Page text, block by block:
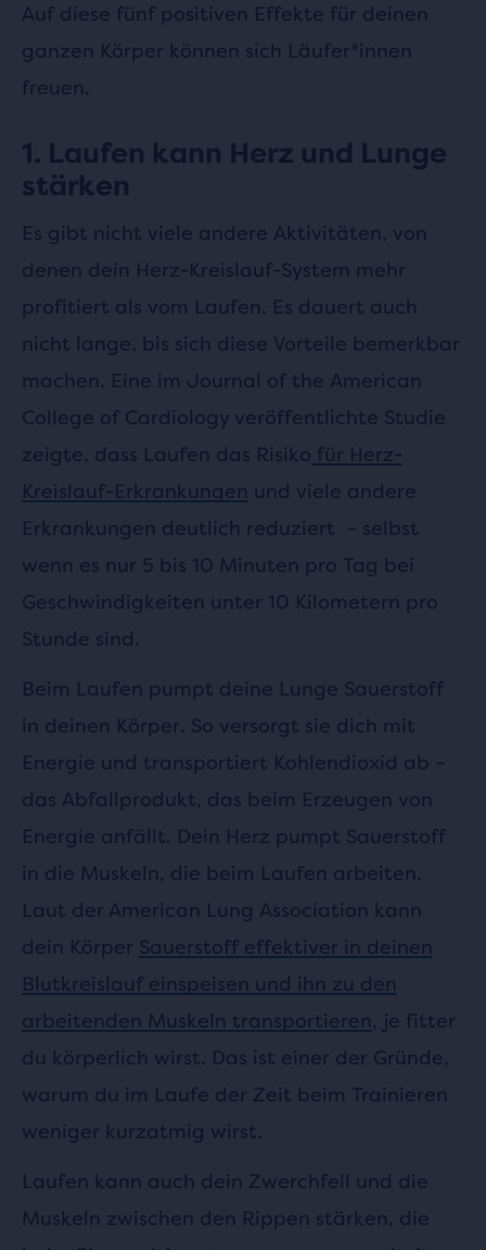
Auf diese fünf positiven Effekte für deinen
ganzen Körper können sich Läufer*innen
freuen.
1. Laufen kann Herz und Lunge
stärken
Es gibt nicht viele andere Aktivitäten, von
denen dein Herz-Kreislauf-System mehr
profitiert als vom Laufen. Es dauert auch
nicht lange, bis sich diese Vorteile bemerkbar
machen. Eine im Journal of the American
College of Cardiology veröffentlichte Studie
zeigte, dass Laufen das Risiko für Herz-
Kreislauf-Erkrankungen und viele andere
Erkrankungen deutlich reduziert – selbst
wenn es nur 5 bis 10 Minuten pro Tag bei
Geschwindigkeiten unter 10 Kilometern pro
Stunde sind.
Beim Laufen pumpt deine Lunge Sauerstoff
in deinen Körper. So versorgt sie dich mit
Energie und transportiert Kohlendioxid ab –
das Abfallprodukt, das beim Erzeugen von
Energie anfällt. Dein Herz pumpt Sauerstoff
in die Muskeln, die beim Laufen arbeiten.
Laut der American Lung Association kann
dein Körper Sauerstoff effektiver in deinen
Blutkreislauf einspeisen und ihn zu den
arbeitenden Muskeln transportieren, je fitter
du körperlich wirst. Das ist einer der Gründe,
warum du im Laufe der Zeit beim Trainieren
weniger kurzatmig wirst.
Laufen kann auch dein Zwerchfell und die
Muskeln zwischen den Rippen stärken, die